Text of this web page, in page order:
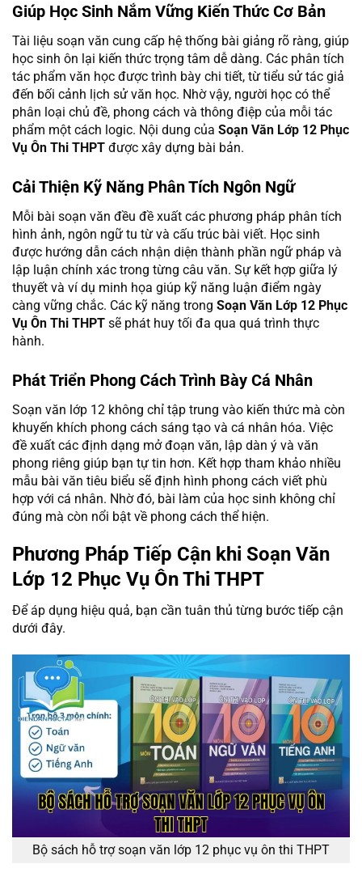
Giúp Học Sinh Nắm Vững Kiến Thức Cơ Bản
Tài liệu soạn văn cung cấp hệ thống bài giảng rõ ràng, giúp
học sinh ôn lại kiến thức trọng tâm dễ dàng. Các phân tích
tác phẩm văn học được trình bày chi tiết, từ tiểu sử tác giả
đến bối cảnh lịch sử văn học. Nhờ vậy, người học có thể
phân loại chủ đề, phong cách và thông điệp của mỗi tác
phẩm một cách logic. Nội dung của Soạn Văn Lớp 12 Phục
Vụ Ôn Thi THPT được xây dựng bài bản.
Cải Thiện Kỹ Năng Phân Tích Ngôn Ngữ
Mỗi bài soạn văn đều đề xuất các phương pháp phân tích
hình ảnh, ngôn ngữ tu từ và cấu trúc bài viết. Học sinh
được hướng dẫn cách nhận diện thành phần ngữ pháp và
lập luận chính xác trong từng câu văn. Sự kết hợp giữa lý
thuyết và ví dụ minh họa giúp kỹ năng luận điểm ngày
càng vững chắc. Các kỹ năng trong Soạn Văn Lớp 12 Phục
Vụ Ôn Thi THPT sẽ phát huy tối đa qua quá trình thực
hành.
Phát Triển Phong Cách Trình Bày Cá Nhân
Soạn văn lớp 12 không chỉ tập trung vào kiến thức mà còn
khuyến khích phong cách sáng tạo và cá nhân hóa. Việc
đề xuất các định dạng mở đoạn văn, lập dàn ý và văn
phong riêng giúp bạn tự tin hơn. Kết hợp tham khảo nhiều
mẫu bài văn tiêu biểu sẽ định hình phong cách viết phù
hợp với cá nhân. Nhờ đó, bài làm của học sinh không chỉ
đúng mà còn nổi bật về phong cách thể hiện.
Phương Pháp Tiếp Cận khi Soạn Văn
Lớp 12 Phục Vụ Ôn Thi THPT
Để áp dụng hiệu quả, bạn cần tuân thủ từng bước tiếp cận
dưới đây.
Bộ sách hỗ trợ soạn văn lớp 12 phục vụ ôn thi THPT